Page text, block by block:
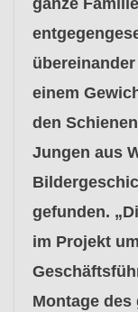
ganze
einem
den
Jungen aus
gefunden.
im Projekt
Montage des